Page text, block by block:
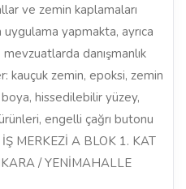
ve zemin kaplamaları
yapmakta, ayrıca
danışmanlık
zemin, epoksi, zemin
hissedilebilir yüzey,
engelli çağrı butonu
MERKEZİ A BLOK 1. KAT
/ YENİMAHALLE